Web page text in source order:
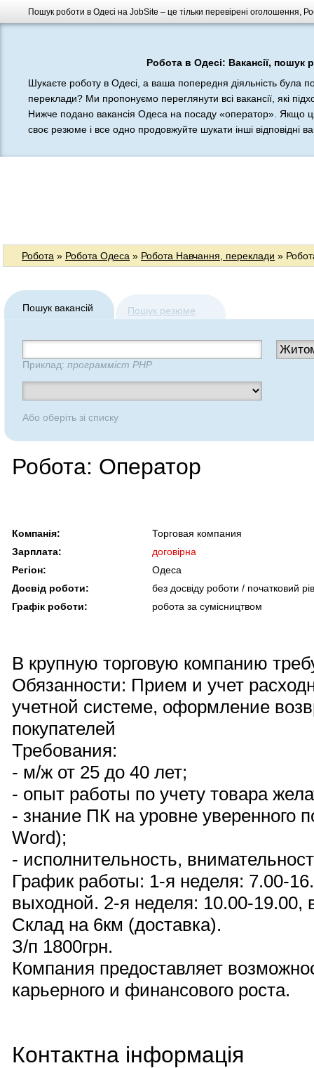
Пошук роботи в Одесі на JobSite – це тільки перевірені оголошення,
Робота в Одесі: Вакансії, пошук
Шукаєте роботу в Одесі, а ваша попередня діяльність була
переклади? Ми пропонуємо переглянути всі вакансії, які
Нижче подано вакансія Одеса на посаду «оператор». Якщо
своє резюме і все одно продовжуйте шукати інші відповідні
Робота » Робота Одеса » Робота Навчання, переклади »
Пошук вакансій Пошук резюме
Приклад: программіст PHP
Або оберіть зі списку
Робота: Оператор
Компанія:
Торговая компания
Зарплата:
договірна
Регіон:
Одеса
Досвід роботи:
без досвіду роботи / початковий
Графік роботи:
робота за сумісництвом
В крупную торговую компанию
Обязанности: Прием и учет
учетной системе, оформление
покупателей
Требования:
- м/ж от 25 до 40 лет;
- опыт работы по учету товара
- знание ПК на уровне уверенного
Word);
- исполнительность,
График работы: 1-я неделя: 7.00-
выходной. 2-я неделя: 10.00-19.00,
Склад на 6км (доставка).
З/п 1800грн.
Компания предоставляет
карьерного и финансового роста.
Контактна інформація